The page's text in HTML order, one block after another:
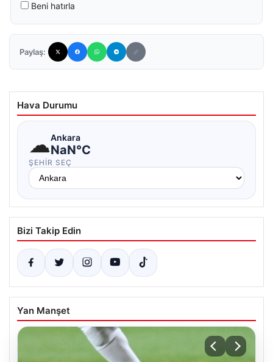
Beni hatırla
Paylaş:
Hava Durumu
☁Ankara
NaN°C
ŞEHIR SEÇ
Bizi Takip Edin
Yan Manşet